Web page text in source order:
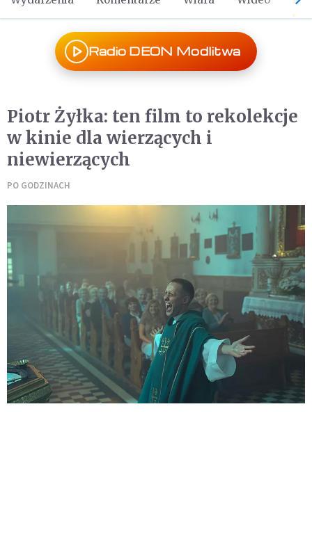
Radio DEON Modlitwa
Piotr Żyłka: ten film to rekolekcje
w kinie dla wierzących i
niewierzących
PO GODZINACH